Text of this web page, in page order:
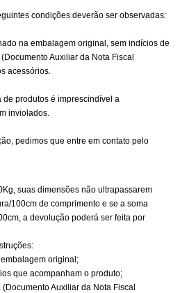
condições deverão ser observadas:
na embalagem original, sem indícios de
Auxiliar da Nota Fiscal
acessórios.
produtos é imprescindível a
inviolados.
pedimos que entre em contato pelo
suas dimensões não ultrapassarem
100cm de comprimento e se a soma
a devolução poderá ser feita por
original;
que acompanham o produto;
Auxiliar da Nota Fiscal